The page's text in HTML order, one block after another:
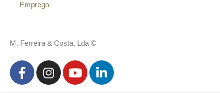
Emprego
M. Ferreira & Costa, Lda ©